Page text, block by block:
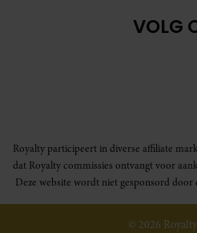
VOLG
Royalty participeert in diverse affiliate
dat Royalty commissies ontvangt voor
Deze website wordt niet gesponsord door
© 2026